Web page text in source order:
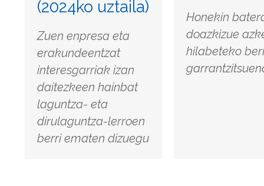
(2024ko uztaila)
Zuen enpresa eta
erakundeentzat
interesgarriak izan
daitezkeen hainbat
laguntza- eta
dirulaguntza-lerroen
berri ematen dizuegu
Honekin
doazkizue
hilabeteko